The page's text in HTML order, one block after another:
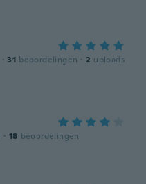
· 31 beoordelingen · 2 uploads
· 18 beoordelingen